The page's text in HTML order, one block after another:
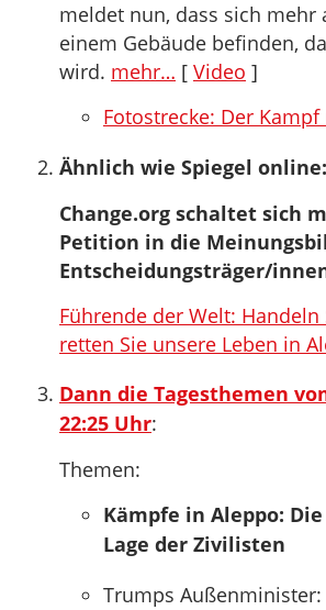
meldet nun, dass sich mehr
einem Gebäude befinden,
wird. mehr… [ Video ]
Fotostrecke: Der
Ähnlich wie Spiegel online:
Change.org schaltet sich
Petition in die
Entscheidungsträger/
Führende der Welt: Handeln
retten Sie unsere Leben in
Dann die Tagesthemen
22:25 Uhr:
Themen:
Kämpfe in Aleppo:
Lage der Zivilisten
Trumps Außenminister: